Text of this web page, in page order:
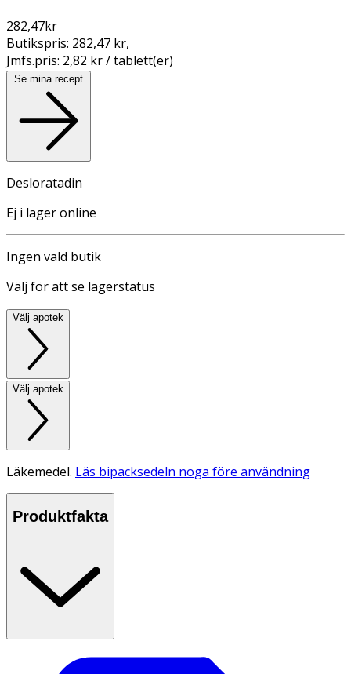
282,47kr
Butikspris: 282,47 kr,
Jmfs.pris: 2,82 kr / tablett(er)
Se mina recept
Desloratadin
Ej i lager online
Ingen vald butik
Välj för att se lagerstatus
Välj apotek
Välj apotek
Läkemedel. Läs bipacksedeln noga före användning
Produktfakta